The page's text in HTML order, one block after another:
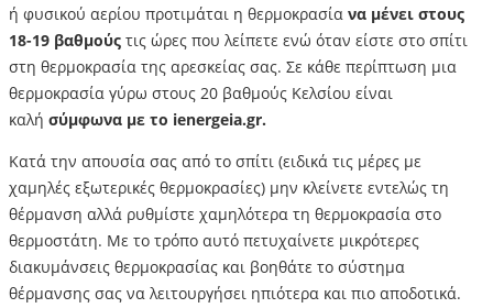
ή φυσικού αερίου προτιμάται η θερμοκρασία να μένει στους
18-19 βαθμούς τις ώρες που λείπετε ενώ όταν είστε στο σπίτι
στη θερμοκρασία της αρεσκείας σας. Σε κάθε περίπτωση μια
θερμοκρασία γύρω στους 20 βαθμούς Κελσίου είναι
καλή σύμφωνα με το ienergeia.gr.
Κατά την απουσία σας από το σπίτι (ειδικά τις μέρες με
χαμηλές εξωτερικές θερμοκρασίες) μην κλείνετε εντελώς τη
θέρμανση αλλά ρυθμίστε χαμηλότερα τη θερμοκρασία στο
θερμοστάτη. Με το τρόπο αυτό πετυχαίνετε μικρότερες
διακυμάνσεις θερμοκρασίας και βοηθάτε το σύστημα
θέρμανσης σας να λειτουργήσει ηπιότερα και πιο αποδοτικά.